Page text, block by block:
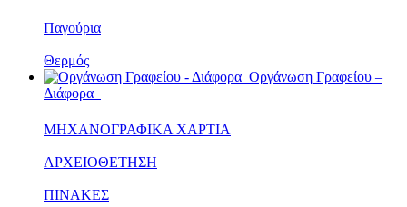
Παγούρια
Θερμός
Οργάνωση Γραφείου –
Διάφορα
ΜΗΧΑΝΟΓΡΑΦΙΚΑ ΧΑΡΤΙΑ
ΑΡΧΕΙΟΘΕΤΗΣΗ
ΠΙΝΑΚΕΣ